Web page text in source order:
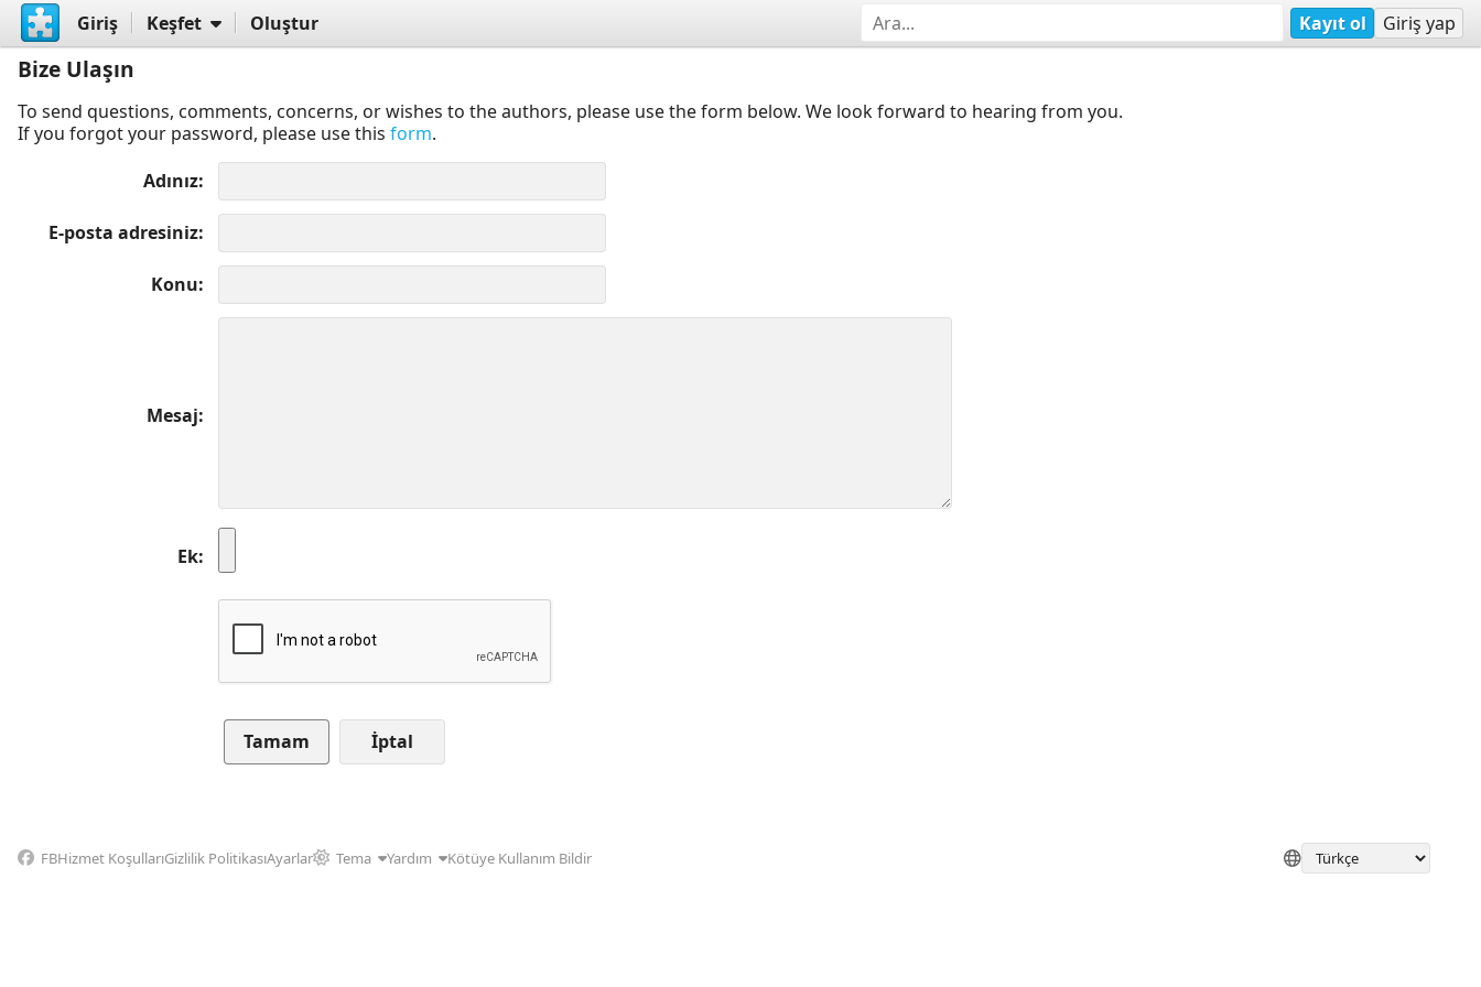
Giriş Keşfet Oluştur Kayıt ol Giriş yap
Bize Ulaşın
To send questions, comments, concerns, or wishes to the authors, please use the form below. We look forward to hearing from you.
If you forgot your password, please use this form.
Adınız
E-posta adresiniz
Konu
Mesaj
Ek
İptal
FBHizmet KoşullarıGizlilik PolitikasıAyarlar Tema Yardım Kötüye Kullanım Bildir